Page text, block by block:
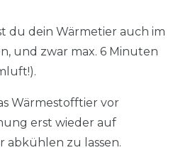
du dein Wärmetier auch im
und zwar max. 6 Minuten
Wärmestofftier vor
erst wieder auf
abkühlen zu lassen.